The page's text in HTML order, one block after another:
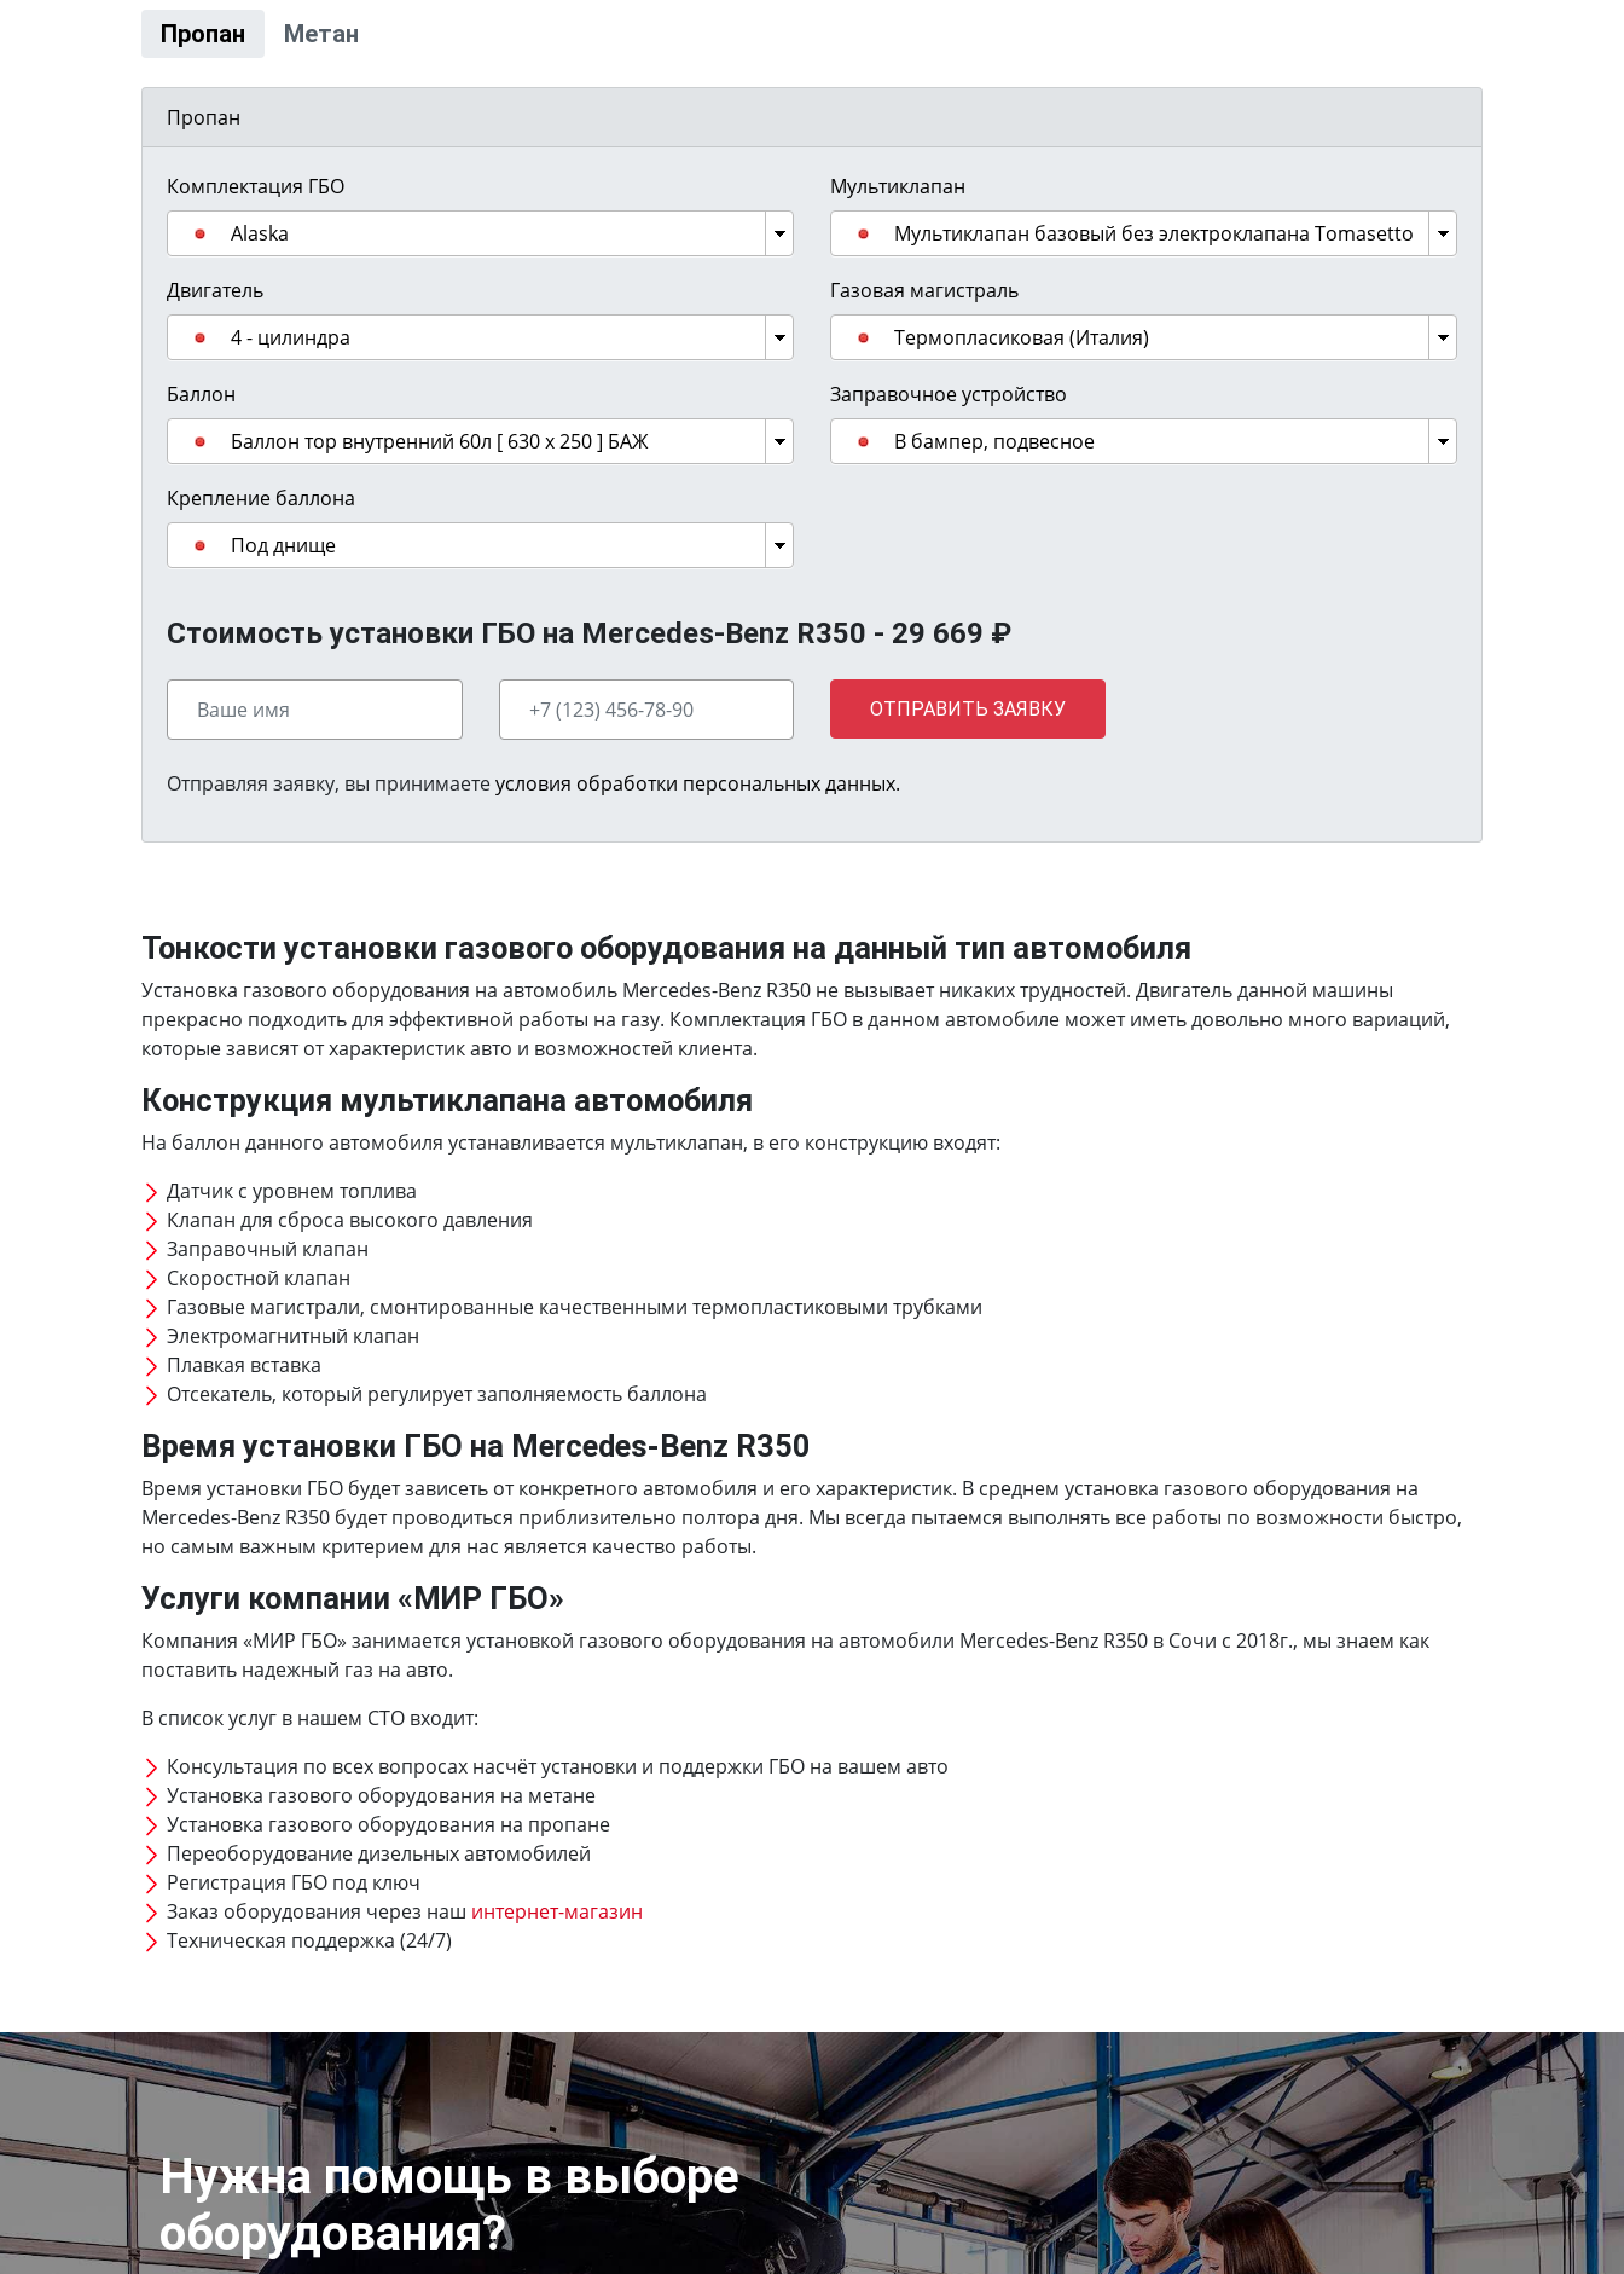
Пропан Метан
Пропан
Комплектация ГБО
Alaska
Двигатель
4 - цилиндра
Баллон
Баллон тор внутренний 60л [ 630 х 250 ] БАЖ
Крепление баллона
Под днище
Мультиклапан
Мультиклапан базовый без электроклапана Tomasetto
Газовая магистраль
Термопласиковая (Италия)
Заправочное устройство
В бампер, подвесное
Стоимость установки ГБО на Mercedes-Benz R350 - 29 669 ₽
ОТПРАВИТЬ ЗАЯВКУ
Отправляя заявку, вы принимаетеусловия обработки персональных данных.
Тонкости установки газового оборудования на данный тип автомобиля
Установка газового оборудования на автомобиль Mercedes-Benz R350 не вызывает никаких трудностей. Двигатель данной машины
прекрасно подходить для эффективной работы на газу. Комплектация ГБО в данном автомобиле может иметь довольно много вариаций,
которые зависят от характеристик авто и возможностей клиента.
Конструкция мультиклапана автомобиля
На баллон данного автомобиля устанавливается мультиклапан, в его конструкцию входят:
Датчик с уровнем топлива
Клапан для сброса высокого давления
Заправочный клапан
Скоростной клапан
Газовые магистрали, смонтированные качественными термопластиковыми трубками
Электромагнитный клапан
Плавкая вставка
Отсекатель, который регулирует заполняемость баллона
Время установки ГБО на Mercedes-Benz R350
Время установки ГБО будет зависеть от конкретного автомобиля и его характеристик. В среднем установка газового оборудования на
Mercedes-Benz R350 будет проводиться приблизительно полтора дня. Мы всегда пытаемся выполнять все работы по возможности быстро,
но самым важным критерием для нас является качество работы.
Услуги компании «МИР ГБО»
Компания «МИР ГБО» занимается установкой газового оборудования на автомобили Mercedes-Benz R350 в Сочи с 2018г., мы знаем как
поставить надежный газ на авто.
В список услуг в нашем СТО входит:
Консультация по всех вопросах насчёт установки и поддержки ГБО на вашем авто
Установка газового оборудования на метане
Установка газового оборудования на пропане
Переоборудование дизельных автомобилей
Регистрация ГБО под ключ
Заказ оборудования через наш интернет-магазин
Техническая поддержка (24/7)
Нужна помощь в выборе
оборудования?